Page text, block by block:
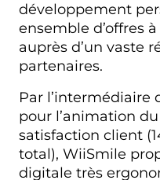
développement
ensemble d’offres
auprès d’un vaste
partenaires.
Par l’intermédiaire
pour l’animation
satisfaction client
total), WiiSmile
digitale très